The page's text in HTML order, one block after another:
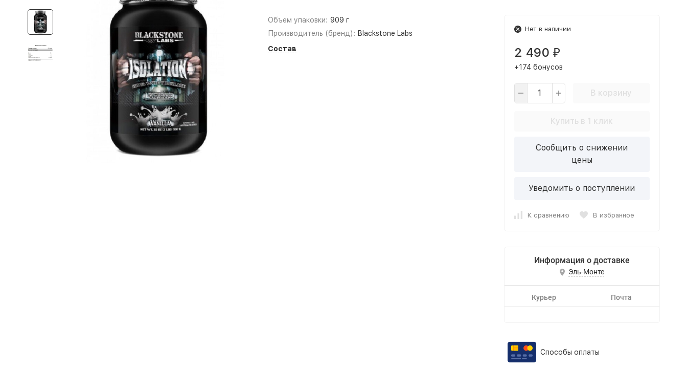
Объем упаковки: 909 г
Производитель (бренд): Blackstone Labs
Состав
Нет в наличии
2 490 ₽
+174 бонусов
В корзину
Купить в 1 клик
Сообщить о снижении
цены
Уведомить о поступлении
К сравнению В избранное
Информация о доставке
Эль-Монте
Курьер Почта
Способы оплаты